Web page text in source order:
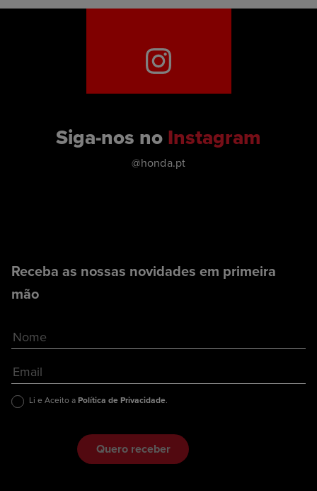
Siga-nos no Instagram
@honda.pt
Receba as nossas novidades em primeira
mão
Li e Aceito a Política de Privacidade.